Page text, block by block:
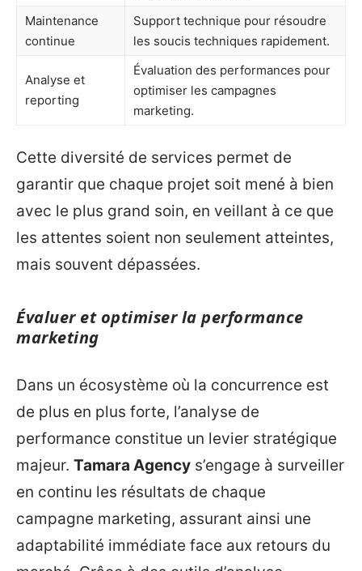
Maintenance
continue
Support technique pour résoudre
les soucis techniques rapidement.
Analyse et
reporting
Évaluation des performances pour
optimiser les campagnes
marketing.
Cette diversité de services permet de
garantir que chaque projet soit mené à bien
avec le plus grand soin, en veillant à ce que
les attentes soient non seulement atteintes,
mais souvent dépassées.
Évaluer et optimiser la performance
marketing
Dans un écosystème où la concurrence est
de plus en plus forte, l’analyse de
performance constitue un levier stratégique
majeur. Tamara Agency s’engage à surveiller
en continu les résultats de chaque
campagne marketing, assurant ainsi une
adaptabilité immédiate face aux retours du